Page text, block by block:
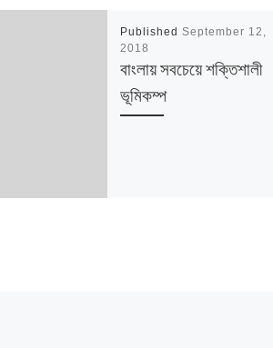
Published September 12,
2018
বাংলায় সবচেয়ে শক্তিশালী
ভূমিকম্প